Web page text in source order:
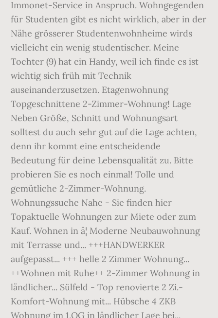
Immonet-Service in Anspruch. Wohngegenden
für Studenten gibt es nicht wirklich, aber in der
Nähe grösserer Studentenwohnheime wirds
vielleicht ein wenig studentischer. Meine
Tochter (9) hat ein Handy, weil ich finde es ist
wichtig sich früh mit Technik
auseinanderzusetzen. Etagenwohnung
Topgeschnittene 2-Zimmer-Wohnung! Lage
Neben Größe, Schnitt und Wohnungsart
solltest du auch sehr gut auf die Lage achten,
denn ihr kommt eine entscheidende
Bedeutung für deine Lebensqualität zu. Bitte
probieren Sie es noch einmal! Tolle und
gemütliche 2-Zimmer-Wohnung.
Wohnungssuche Nahe - Sie finden hier
Topaktuelle Wohnungen zur Miete oder zum
Kauf. Wohnen in â¦ Moderne Neubauwohnung
mit Terrasse und... +++HANDWERKER
aufgepasst... +++ helle 2 Zimmer Wohnung...
++Wohnen mit Ruhe++ 2-Zimmer Wohnung in
ländlicher... Sülfeld - Top renovierte 2 Zi.-
Komfort-Wohnung mit... Hübsche 4 ZKB
Wohnung im 1.OG in ländlicher Lage bei...